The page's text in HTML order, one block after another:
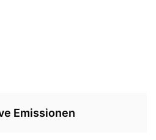
Emissionen